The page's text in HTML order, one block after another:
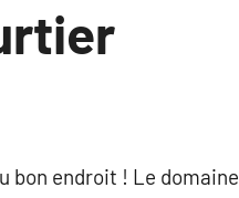
bon endroit ! Le domaine